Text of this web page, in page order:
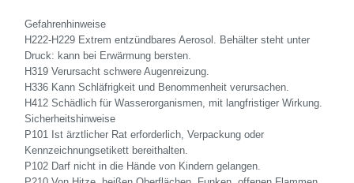
Gefahrenhinweise
H222-H229 Extrem entzündbares Aerosol. Behälter steht unter
Druck: kann bei Erwärmung bersten.
H319 Verursacht schwere Augenreizung.
H336 Kann Schläfrigkeit und Benommenheit verursachen.
H412 Schädlich für Wasserorganismen, mit langfristiger Wirkung.
Sicherheitshinweise
P101 Ist ärztlicher Rat erforderlich, Verpackung oder
Kennzeichnungsetikett bereithalten.
P102 Darf nicht in die Hände von Kindern gelangen.